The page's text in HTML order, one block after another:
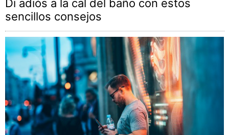
Di adiós a la cal del baño con estos
sencillos consejos